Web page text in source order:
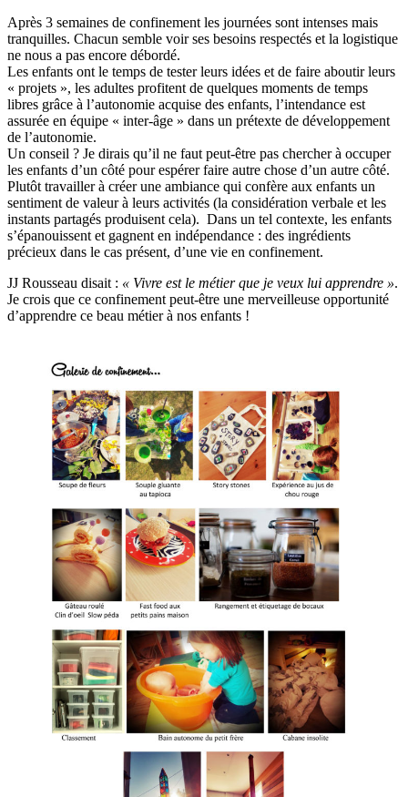
Après 3 semaines de confinement les journées sont intenses mais
tranquilles. Chacun semble voir ses besoins respectés et la logistique
ne nous a pas encore débordé.
Les enfants ont le temps de tester leurs idées et de faire aboutir leurs
« projets », les adultes profitent de quelques moments de temps
libres grâce à l’autonomie acquise des enfants, l’intendance est
assurée en équipe « inter-âge » dans un prétexte de développement
de l’autonomie.
Un conseil ? Je dirais qu’il ne faut peut-être pas chercher à occuper
les enfants d’un côté pour espérer faire autre chose d’un autre côté.
Plutôt travailler à créer une ambiance qui confère aux enfants un
sentiment de valeur à leurs activités (la considération verbale et les
instants partagés produisent cela). Dans un tel contexte, les enfants
s’épanouissent et gagnent en indépendance : des ingrédients
précieux dans le cas présent, d’une vie en confinement.
JJ Rousseau disait : « Vivre est le métier que je veux lui apprendre ».
Je crois que ce confinement peut-être une merveilleuse opportunité
d’apprendre ce beau métier à nos enfants !